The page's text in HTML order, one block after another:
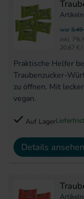
Praktische Helfer
Traubenzucker-
zu öffnen. Mit
vegan.
war3,49
inkl. 7%
20,67 €/
Auf Lager
Details ansehen